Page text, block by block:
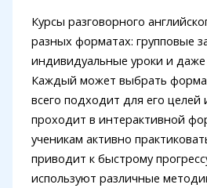
Курсы разговорного
разных форматах: групповые
индивидуальные уроки и
Каждый может выбрать
всего подходит для его целей
проходит в интерактивной
ученикам активно
приводит к быстрому
используют различные